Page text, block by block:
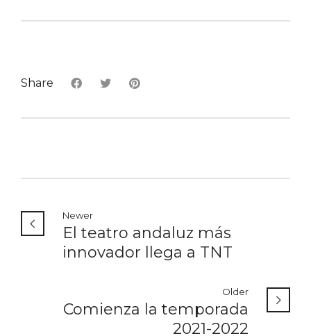
Share
Newer
El teatro andaluz más
innovador llega a TNT
Older
Comienza la temporada
2021-2022